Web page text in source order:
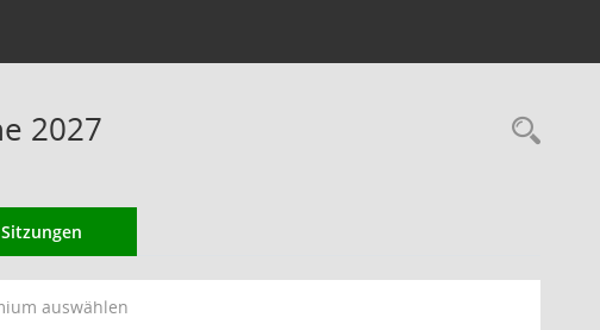
2027
Sitzungen
auswählen